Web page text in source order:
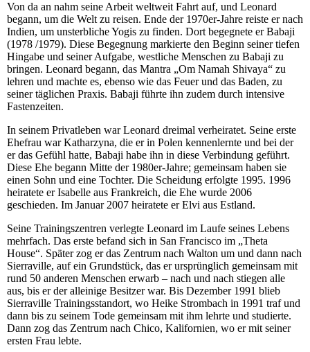
Von da an nahm seine Arbeit weltweit Fahrt auf, und Leonard
begann, um die Welt zu reisen. Ende der 1970er-Jahre reiste er nach
Indien, um unsterbliche Yogis zu finden. Dort begegnete er Babaji
(1978 /1979). Diese Begegnung markierte den Beginn seiner tiefen
Hingabe und seiner Aufgabe, westliche Menschen zu Babaji zu
bringen. Leonard begann, das Mantra „Om Namah Shivaya“ zu
lehren und machte es, ebenso wie das Feuer und das Baden, zu
seiner täglichen Praxis. Babaji führte ihn zudem durch intensive
Fastenzeiten.
In seinem Privatleben war Leonard dreimal verheiratet. Seine erste
Ehefrau war Katharzyna, die er in Polen kennenlernte und bei der
er das Gefühl hatte, Babaji habe ihn in diese Verbindung geführt.
Diese Ehe begann Mitte der 1980er-Jahre; gemeinsam haben sie
einen Sohn und eine Tochter. Die Scheidung erfolgte 1995. 1996
heiratete er Isabelle aus Frankreich, die Ehe wurde 2006
geschieden. Im Januar 2007 heiratete er Elvi aus Estland.
Seine Trainingszentren verlegte Leonard im Laufe seines Lebens
mehrfach. Das erste befand sich in San Francisco im „Theta
House“. Später zog er das Zentrum nach Walton um und dann nach
Sierraville, auf ein Grundstück, das er ursprünglich gemeinsam mit
rund 50 anderen Menschen erwarb – nach und nach stiegen alle
aus, bis er der alleinige Besitzer war. Bis Dezember 1991 blieb
Sierraville Trainingsstandort, wo Heike Strombach in 1991 traf und
dann bis zu seinem Tode gemeinsam mit ihm lehrte und studierte.
Dann zog das Zentrum nach Chico, Kalifornien, wo er mit seiner
ersten Frau lebte.